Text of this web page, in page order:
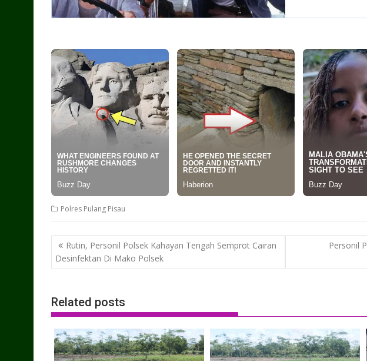
Polres Pulang Pisau
Post
navigation
Rutin, Personil Polsek Kahayan Tengah Semprot Cairan
Desinfektan Di Mako Polsek
Personil
Related posts